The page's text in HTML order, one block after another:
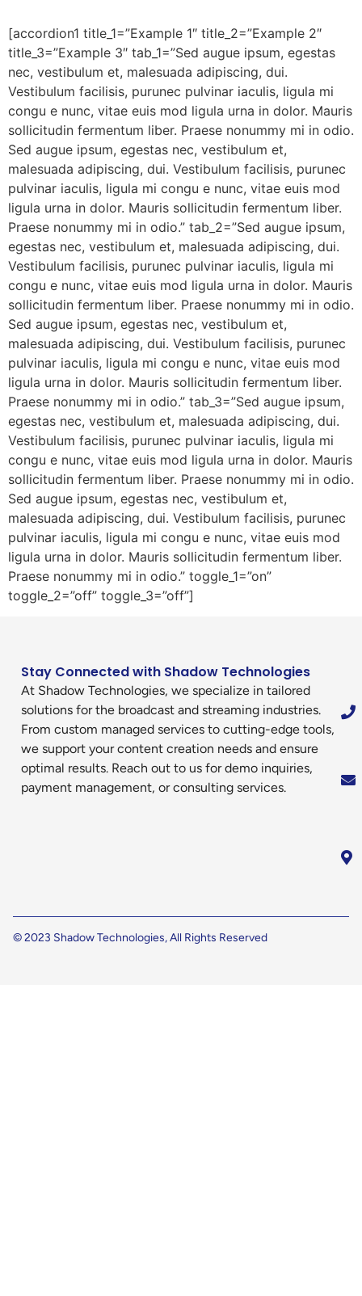
[accordion1 title_1=”Example 1″ title_2=”Example 2″
title_3=”Example 3″ tab_1=”Sed augue ipsum, egestas
nec, vestibulum et, malesuada adipiscing, dui.
Vestibulum facilisis, purunec pulvinar iaculis, ligula mi
congu e nunc, vitae euis mod ligula urna in dolor. Mauris
sollicitudin fermentum liber. Praese nonummy mi in odio.
Sed augue ipsum, egestas nec, vestibulum et,
malesuada adipiscing, dui. Vestibulum facilisis, purunec
pulvinar iaculis, ligula mi congu e nunc, vitae euis mod
ligula urna in dolor. Mauris sollicitudin fermentum liber.
Praese nonummy mi in odio.” tab_2=”Sed augue ipsum,
egestas nec, vestibulum et, malesuada adipiscing, dui.
Vestibulum facilisis, purunec pulvinar iaculis, ligula mi
congu e nunc, vitae euis mod ligula urna in dolor. Mauris
sollicitudin fermentum liber. Praese nonummy mi in odio.
Sed augue ipsum, egestas nec, vestibulum et,
malesuada adipiscing, dui. Vestibulum facilisis, purunec
pulvinar iaculis, ligula mi congu e nunc, vitae euis mod
ligula urna in dolor. Mauris sollicitudin fermentum liber.
Praese nonummy mi in odio.” tab_3=”Sed augue ipsum,
egestas nec, vestibulum et, malesuada adipiscing, dui.
Vestibulum facilisis, purunec pulvinar iaculis, ligula mi
congu e nunc, vitae euis mod ligula urna in dolor. Mauris
sollicitudin fermentum liber. Praese nonummy mi in odio.
Sed augue ipsum, egestas nec, vestibulum et,
malesuada adipiscing, dui. Vestibulum facilisis, purunec
pulvinar iaculis, ligula mi congu e nunc, vitae euis mod
ligula urna in dolor. Mauris sollicitudin fermentum liber.
Praese nonummy mi in odio.” toggle_1=”on”
toggle_2=”off” toggle_3=”off”]
Stay Connected with Shadow Technologies
At Shadow Technologies, we specialize in tailored
solutions for the broadcast and streaming industries.
From custom managed services to cutting-edge tools,
we support your content creation needs and ensure
optimal results. Reach out to us for demo inquiries,
payment management, or consulting services.
© 2023 Shadow Technologies, All Rights Reserved